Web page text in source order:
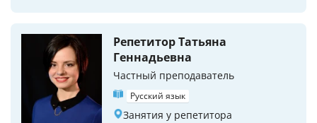
Репетитор Татьяна
Геннадьевна
Частный преподаватель
Русский язык
Занятия у репетитора